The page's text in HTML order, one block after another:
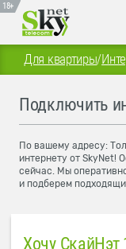
18+
Для квартиры/
Подключить
По вашему адресу:
интернету от SkyNet!
сейчас. Мы
и подберем
Хочу СкайНэт